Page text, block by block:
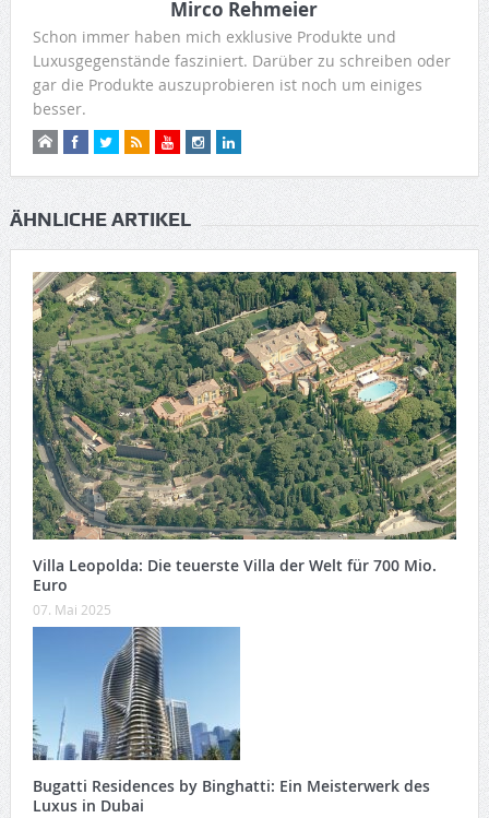
Mirco Rehmeier
Schon immer haben mich exklusive Produkte und
Luxusgegenstände fasziniert. Darüber zu schreiben oder
gar die Produkte auszuprobieren ist noch um einiges
besser.
ÄHNLICHE ARTIKEL
Villa Leopolda: Die teuerste Villa der Welt für 700 Mio.
Euro
07. Mai 2025
Bugatti Residences by Binghatti: Ein Meisterwerk des
Luxus in Dubai